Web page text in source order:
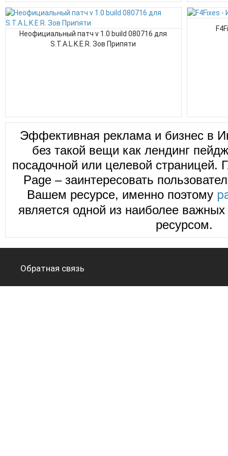
Неофициальный патч v 1.0 build 080716 для
S.T.A.L.K.E.R. Зов Припяти
Эффективная реклама и бизнес в
без такой вещи как лендинг
посадочной или целевой страницей.
Page – заинтересовать
Вашем ресурсе, именно поэтому
является одной из наиболее
ресурсом.
Обратная связь